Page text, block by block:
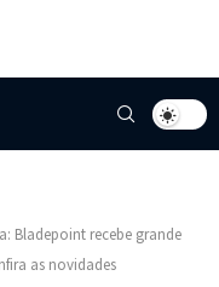
Bladepoint recebe grande
as novidades